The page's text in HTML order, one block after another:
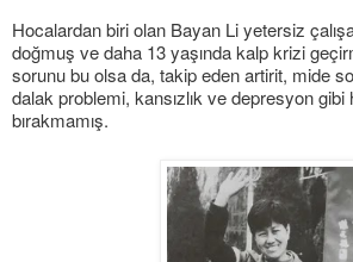
Hocalardan biri olan Bayan Li yetersiz
doğmuş ve daha 13 yaşında kalp krizi
sorunu bu olsa da, takip eden artirit, mide
dalak problemi, kansızlık ve depresyon
bırakmamış.